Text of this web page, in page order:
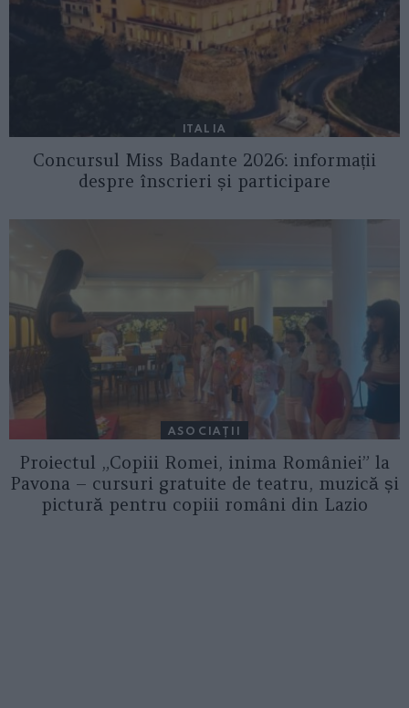
ITALIA
Concursul Miss Badante 2026: informații
despre înscrieri și participare
ASOCIAŢII
Proiectul „Copiii Romei, inima României” la
Pavona – cursuri gratuite de teatru, muzică și
pictură pentru copiii români din Lazio